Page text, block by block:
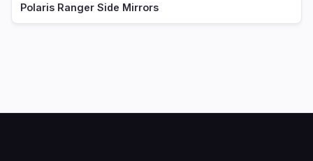
Polaris Ranger Side Mirrors